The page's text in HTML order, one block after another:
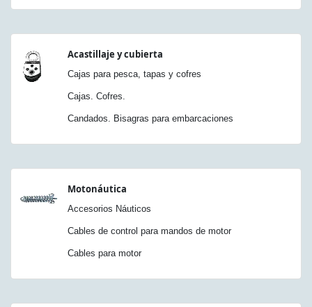
Acastillaje y cubierta
Cajas para pesca, tapas y cofres
Cajas. Cofres.
Candados. Bisagras para embarcaciones
Motonáutica
Accesorios Náuticos
Cables de control para mandos de motor
Cables para motor